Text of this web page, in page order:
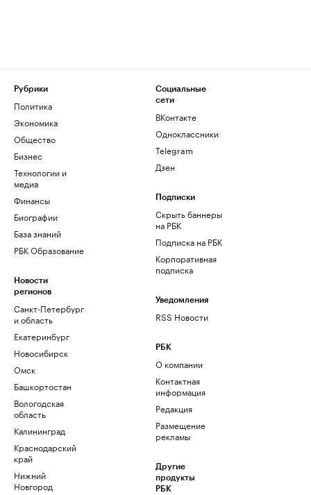
Рубрики
Политика
Экономика
Общество
Бизнес
Технологии и
медиа
Финансы
Биографии
База знаний
РБК Образование
Новости
регионов
Санкт-Петербург
и область
Екатеринбург
Новосибирск
Омск
Башкортостан
Вологодская
область
Калининград
Краснодарский
край
Нижний
Новгород
Социальные
сети
ВКонтакте
Одноклассники
Telegram
Дзен
Подписки
Скрыть баннеры
на РБК
Подписка на РБК
Корпоративная
подписка
Уведомления
RSS Новости
РБК
О компании
Контактная
информация
Редакция
Размещение
рекламы
Другие
продукты
РБК